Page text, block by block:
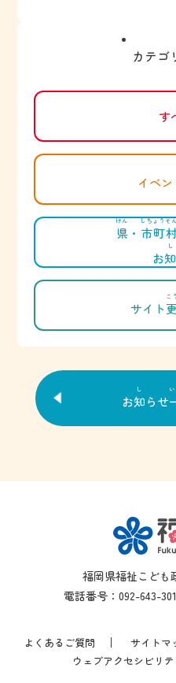
カテゴ
す
イベン
県
けん
・ 市町
しちょうそ
お知
し
サイト
こ
お知
し
らせ
福岡県福祉こども
電話番号：092-643-
よくあるご質問 サイトマ
ウェブアクセシビリテ